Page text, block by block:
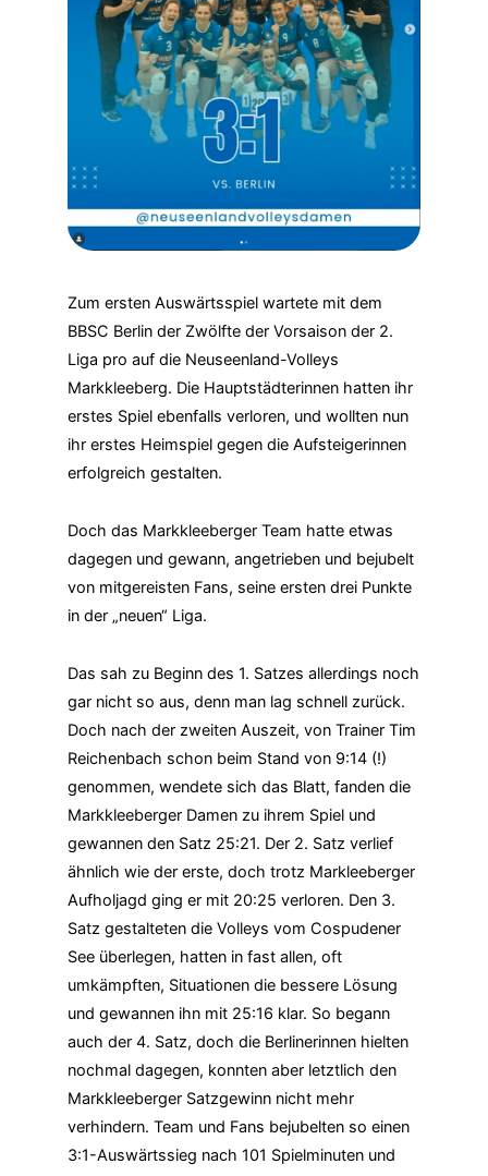
Zum ersten Auswärtsspiel wartete mit dem
BBSC Berlin der Zwölfte der Vorsaison der 2.
Liga pro auf die Neuseenland-Volleys
Markkleeberg. Die Hauptstädterinnen hatten ihr
erstes Spiel ebenfalls verloren, und wollten nun
ihr erstes Heimspiel gegen die Aufsteigerinnen
erfolgreich gestalten.
Doch das Markkleeberger Team hatte etwas
dagegen und gewann, angetrieben und bejubelt
von mitgereisten Fans, seine ersten drei Punkte
in der „neuen“ Liga.
Das sah zu Beginn des 1. Satzes allerdings noch
gar nicht so aus, denn man lag schnell zurück.
Doch nach der zweiten Auszeit, von Trainer Tim
Reichenbach schon beim Stand von 9:14 (!)
genommen, wendete sich das Blatt, fanden die
Markkleeberger Damen zu ihrem Spiel und
gewannen den Satz 25:21. Der 2. Satz verlief
ähnlich wie der erste, doch trotz Markleeberger
Aufholjagd ging er mit 20:25 verloren. Den 3.
Satz gestalteten die Volleys vom Cospudener
See überlegen, hatten in fast allen, oft
umkämpften, Situationen die bessere Lösung
und gewannen ihn mit 25:16 klar. So begann
auch der 4. Satz, doch die Berlinerinnen hielten
nochmal dagegen, konnten aber letztlich den
Markkleeberger Satzgewinn nicht mehr
verhindern. Team und Fans bejubelten so einen
3:1-Auswärtssieg nach 101 Spielminuten und